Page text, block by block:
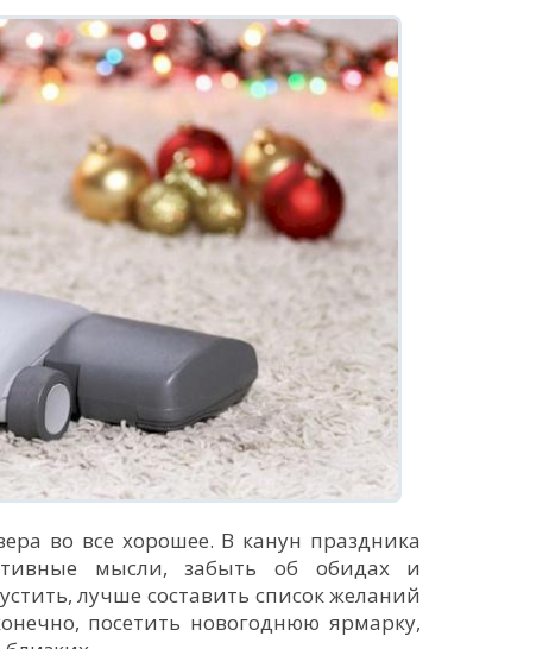
во все хорошее. В канун праздника
мысли, забыть об обидах и
лучше составить список желаний
посетить новогоднюю ярмарку,